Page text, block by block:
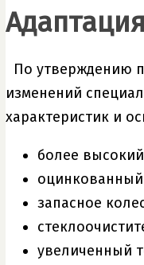
По утверждению
изменений
характеристик и
более
оцинкованный
запасное
увеличенный